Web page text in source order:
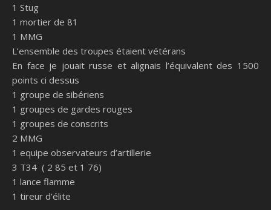
1 Stug
1 mortier de 81
1 MMG
L’ensemble des troupes étaient vétérans
En face je jouait russe et alignais l’équivalent des 1500
points ci dessus
1 groupe de sibériens
1 groupes de gardes rouges
1 groupes de conscrits
2 MMG
1 equipe observateurs d’artillerie
3 T34 ( 2 85 et 1 76)
1 lance flamme
1 tireur d’élite